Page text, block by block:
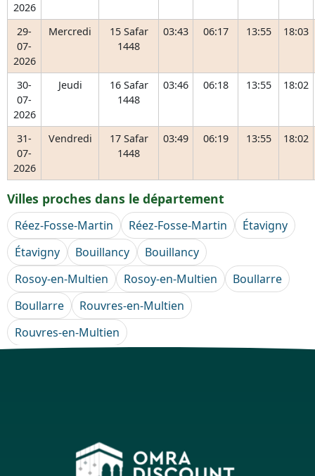
2026
29-
07-
2026
Mercredi
15 Safar
1448
03:43 06:17 13:55 18:03
30-
07-
2026
Jeudi
16 Safar
1448
03:46 06:18 13:55 18:02
31-
07-
2026
Vendredi
17 Safar
1448
03:49 06:19 13:55 18:02
Villes proches dans le département
Réez-Fosse-Martin Réez-Fosse-Martin
Étavigny
Étavigny
Bouillancy
Bouillancy
Rosoy-en-Multien
Rosoy-en-Multien
Boullarre
Boullarre
Rouvres-en-Multien
Rouvres-en-Multien